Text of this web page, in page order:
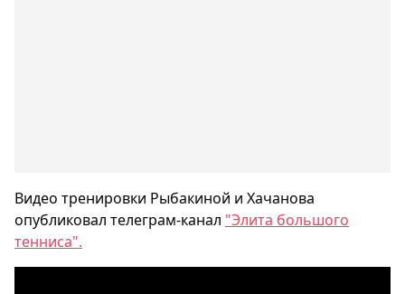
Видео тренировки Рыбакиной и Хачанова
опубликовал телеграм-канал "Элита большого
тенниса".